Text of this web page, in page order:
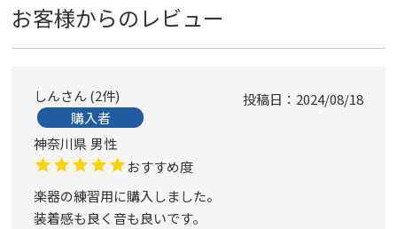
お客様からのレビュー
しん 2件
購入者
神奈川県 男性
投稿日 2024/08/18
おすすめ度
楽器の練習用に購入しました。
装着感も良く音も良いです。